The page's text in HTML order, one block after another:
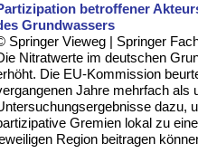
betroffener
Grundwassers
Springer Vieweg | Springer
Nitratwerte im deutschen
Die EU-Kommission
Jahre mehrfach als
dazu,
Gremien lokal zu
Region beitragen